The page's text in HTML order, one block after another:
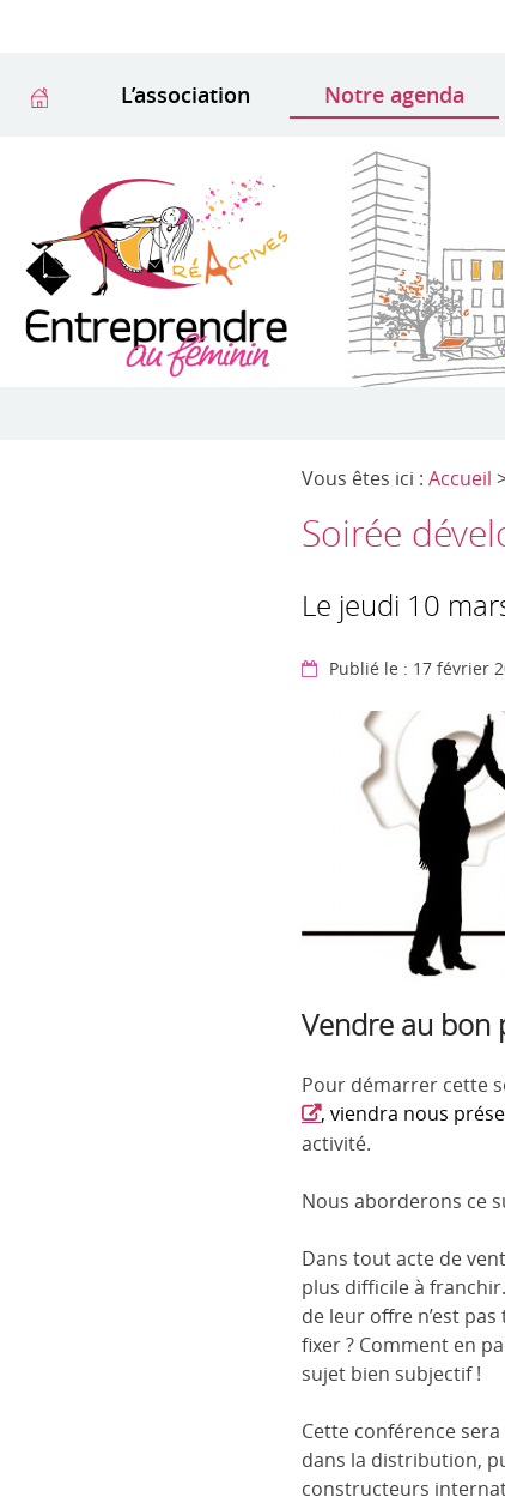
L’association Notre agenda
Vous êtes ici : Accueil
Soirée
Le jeudi 10
Publié le : 17 février
Vendre au bon
Pour démarrer cette
, viendra nous
activité.
Nous aborderons ce
Dans tout acte de
plus difficile à
de leur offre n’est
fixer ? Comment en
sujet bien subjectif !
Cette conférence
dans la distribution,
constructeurs